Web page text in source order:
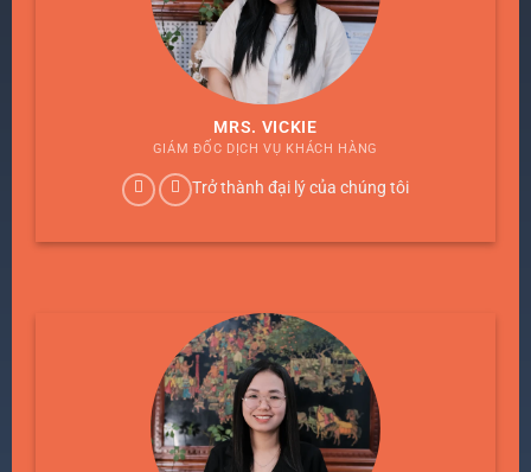
MRS. VICKIE
GIÁM ĐỐC DỊCH VỤ KHÁCH HÀNG
Trở thành đại lý của chúng tôi